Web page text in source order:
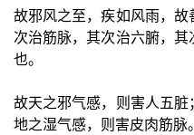
故邪风之至，疾如风雨，
次治筋脉，其次治六腑，
也。
故天之邪气感，则害人五脏
地之湿气感，则害皮肉筋脉。